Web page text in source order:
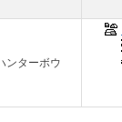
ンターボウ